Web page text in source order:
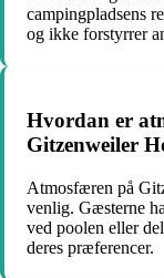
campingpladsens
og ikke forstyrrer
Hvordan er
Gitzenweiler
Atmosfæren på
venlig. Gæsterne
ved poolen eller
deres præferencer.